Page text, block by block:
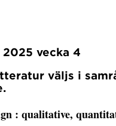
vecka 4
väljs i
: qualitative,